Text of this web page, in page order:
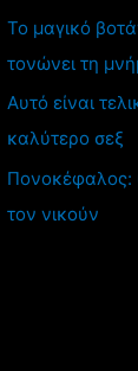
Το μαγικό
τονώνει τη
Αυτό είναι
καλύτερο σεξ
Πονοκέφαλος:
τον νικούν